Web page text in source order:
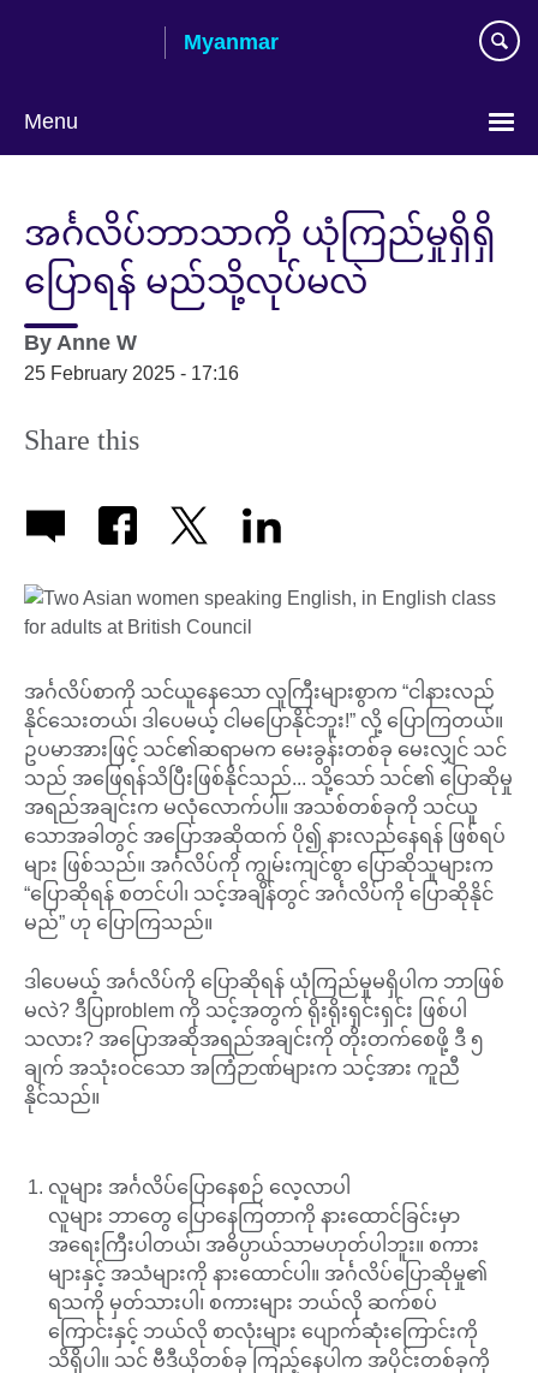
Myanmar
Menu
language
အင်္ဂလိပ်ဘာသာကို ယုံကြည်မှုရှိရှိ
ပြောရန် မည်သို့လုပ်မလဲ
By Anne W
25 February 2025 - 17:16
Share this
အင်္ဂလိပ်စာကို သင်ယူနေသော လူကြီးများစွာက “ငါနားလည်
နိုင်သေးတယ်၊ ဒါပေမယ့် ငါမပြောနိုင်ဘူး!” လို့ ပြောကြတယ်။
ဥပမာအားဖြင့် သင်၏ဆရာမက မေးခွန်းတစ်ခု မေးလျှင် သင်
သည် အဖြေရန်သိပြီးဖြစ်နိုင်သည်... သို့သော် သင်၏ ပြောဆိုမှု
အရည်အချင်းက မလုံလောက်ပါ။ အသစ်တစ်ခုကို သင်ယူ
သောအခါတွင် အပြောအဆိုထက် ပို၍ နားလည်နေရန် ဖြစ်ရပ်
များ ဖြစ်သည်။ အင်္ဂလိပ်ကို ကျွမ်းကျင်စွာ ပြောဆိုသူများက
“ပြောဆိုရန် စတင်ပါ၊ သင့်အချိန်တွင် အင်္ဂလိပ်ကို ပြောဆိုနိုင်
မည်” ဟု ပြောကြသည်။
ဒါပေမယ့် အင်္ဂလိပ်ကို ပြောဆိုရန် ယုံကြည်မှုမရှိပါက ဘာဖြစ်
မလဲ? ဒီပြproblem ကို သင့်အတွက် ရိုးရိုးရှင်းရှင်း ဖြစ်ပါ
သလား? အပြောအဆိုအရည်အချင်းကို တိုးတက်စေဖို့ ဒီ ၅
ချက် အသုံးဝင်သော အကြံဉာဏ်များက သင့်အား ကူညီ
နိုင်သည်။
လူများ အင်္ဂလိပ်ပြောနေစဉ် လေ့လာပါ
လူများ ဘာတွေ ပြောနေကြတာကို နားထောင်ခြင်းမှာ
အရေးကြီးပါတယ်၊ အဓိပ္ပာယ်သာမဟုတ်ပါဘူး။ စကား
များနှင့် အသံများကို နားထောင်ပါ။ အင်္ဂလိပ်ပြောဆိုမှု၏
ရသကို မှတ်သားပါ၊ စကားများ ဘယ်လို ဆက်စပ်
ကြောင်းနှင့် ဘယ်လို စာလုံးများ ပျောက်ဆုံးကြောင်းကို
သိရှိပါ။ သင် ဗီဒီယိုတစ်ခု ကြည့်နေပါက အပိုင်းတစ်ခုကို